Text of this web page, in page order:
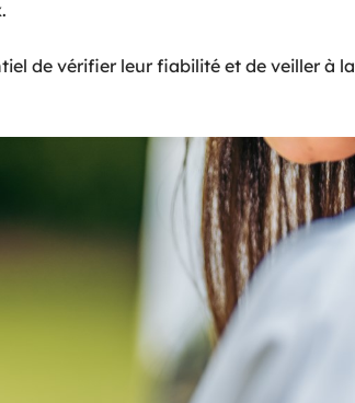
de vérifier leur fiabilité et de veiller à la